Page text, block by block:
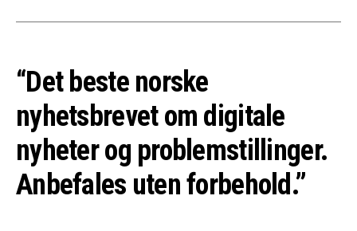
“Det beste norske
nyhetsbrevet om digitale
nyheter og problemstillinger.
Anbefales uten forbehold.”